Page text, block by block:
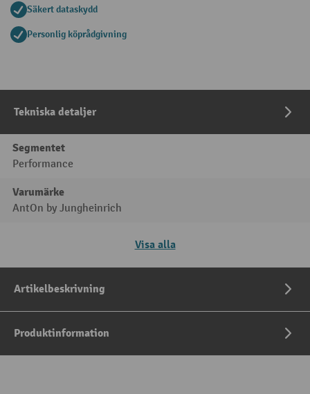
Säkert dataskydd
Personlig köprådgivning
Tekniska detaljer
Segmentet
Performance
Varumärke
AntOn by Jungheinrich
Visa alla
Artikelbeskrivning
Produktinformation